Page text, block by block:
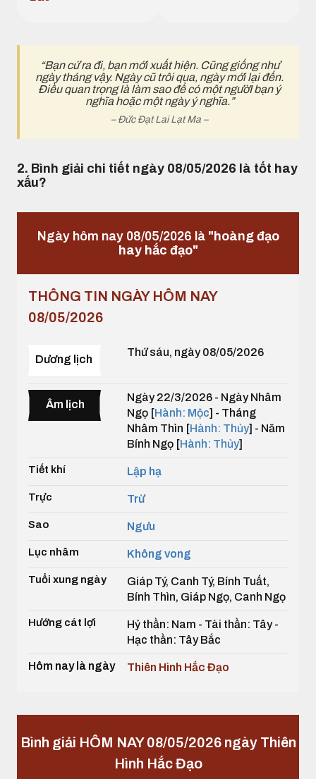
“Bạn cứ ra đi, bạn mới xuất hiện. Cũng giống như
ngày tháng vậy. Ngày cũ trôi qua, ngày mới lại đến.
Điều quan trọng là làm sao để có một ngườI bạn ý
nghĩa hoặc một ngày ý nghĩa.”
– Đức Đạt Lai Lạt Ma –
2. Bình giải chi tiết ngày 08/05/2026 là tốt hay
xấu?
Ngày hôm nay 08/05/2026 là "hoàng đạo
hay hắc đạo"
THÔNG TIN NGÀY HÔM NAY
08/05/2026
Dương lịch
Thứ sáu, ngày 08/05/2026
Âm lịch
Ngày 22/3/2026 - Ngày Nhâm
Ngọ [Hành: Mộc] - Tháng
Nhâm Thìn [Hành: Thủy] - Năm
Bính Ngọ [Hành: Thủy]
Tiết khí Lập hạ
Trực Trừ
Sao Ngưu
Lục nhâm Không vong
Tuổi xung ngày
Giáp Tý, Canh Tý, Bính Tuất,
Bính Thìn, Giáp Ngọ, Canh Ngọ
Hướng cát lợi
Hỷ thần: Nam - Tài thần: Tây -
Hạc thần: Tây Bắc
Hôm nay là ngày Thiên Hình Hắc Đạo
Bình giải HÔM NAY 08/05/2026 ngày Thiên
Hình Hắc Đạo